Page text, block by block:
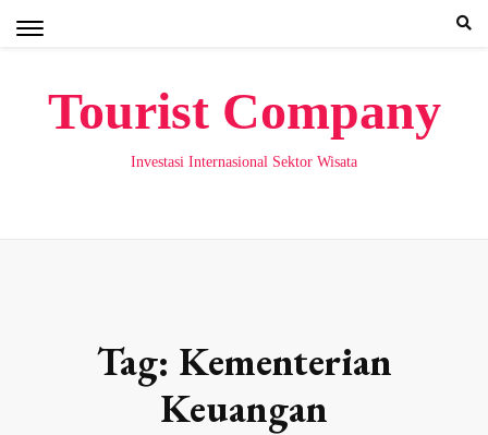
Tourist Company
Investasi Internasional Sektor Wisata
Tag: Kementerian
Keuangan